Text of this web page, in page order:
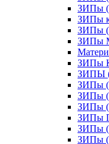
ЗИПы
ЗИПы к
ЗИПы
ЗИПы
ЗИПы
ЗИПЫ
ЗИПы
ЗИПы
ЗИПы
ЗИПы
ЗИПы
ЗИПы